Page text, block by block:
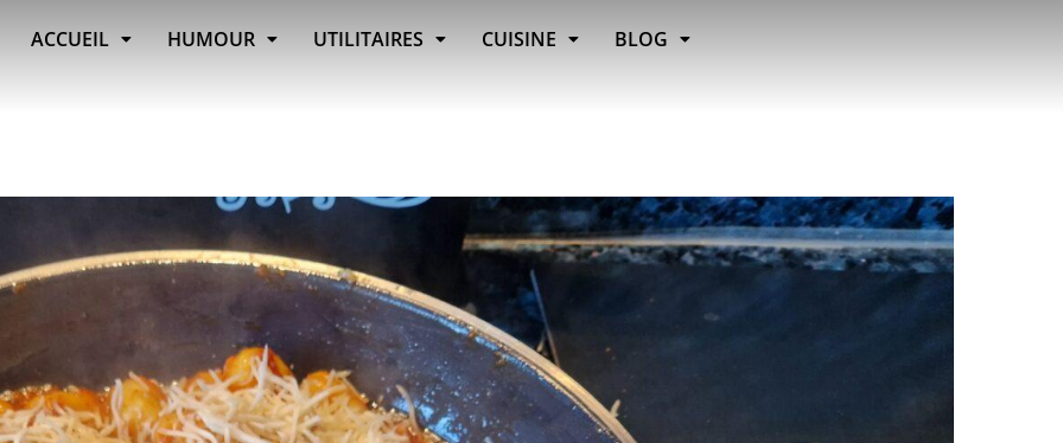
ACCUEIL HUMOUR UTILITAIRES CUISINE BLOG